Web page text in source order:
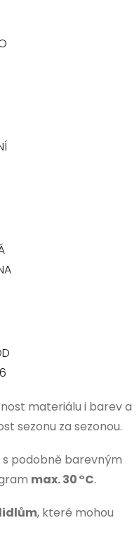
materiálu i barev a
sezonu za sezonou.
s podobně barevným
max. 30 °C.
, které mohou